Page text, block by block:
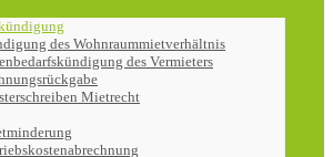
des Wohnraummietverhältnis
des Vermieters
Mietrecht